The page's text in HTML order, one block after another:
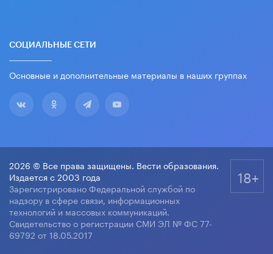
СОЦИАЛЬНЫЕ СЕТИ
Основные и дополнительные материалы в наших группах
2026 © Все права защищены. Вести образования.
Издается с 2003 года
Зарегистрировано Федеральной службой по
надзору в сфере связи, информационных
технологий и массовых коммуникаций.
Свидетельство о регистрации СМИ ЭЛ № ФС 77-
69792 от 18.05.2017
18+